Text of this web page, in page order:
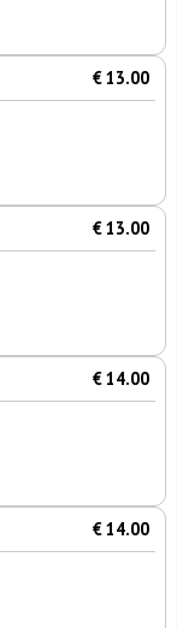
€ 13.00
€ 13.00
€ 14.00
€ 14.00